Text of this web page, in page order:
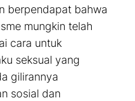
berpendapat bahwa
mungkin telah
cara untuk
seksual yang
gilirannya
sosial dan